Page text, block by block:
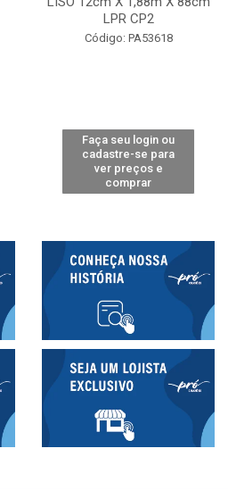
LPR CP2
Código: PA53618
Faça seu login ou
cadastre-se para
ver preços e
comprar